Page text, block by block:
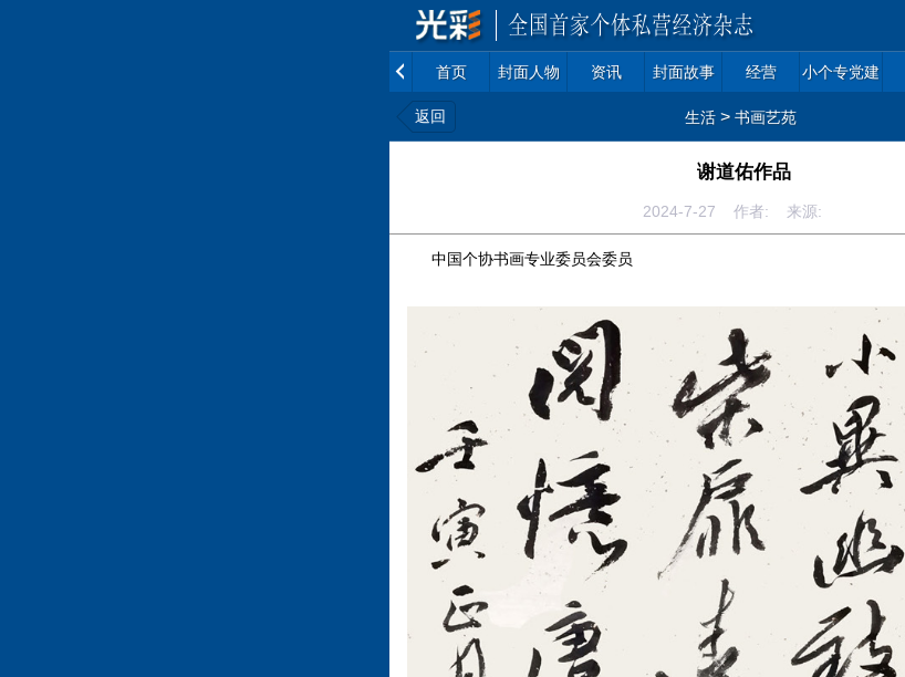
首页 封面人物 资讯 封面故事 经营 小个专党建
返回 生活 > 书画艺苑
谢道佑作品
2024-7-27 作者: 来源:
中国个协书画专业委员会委员